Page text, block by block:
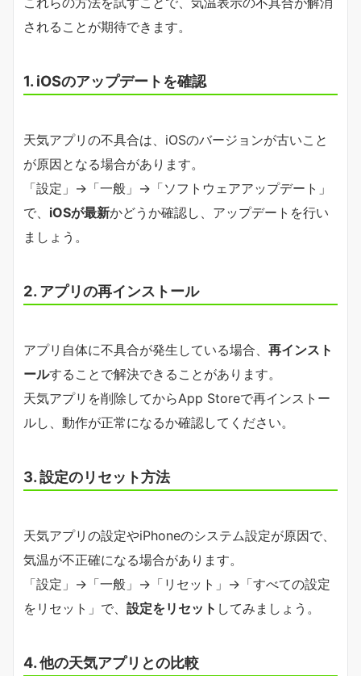
されることが期待できます。
1. iOSのアップデートを確認
天気アプリの不具合は、iOSのバージョンが古いこと
が原因となる場合があります。
「設定」→「一般」→「ソフトウェアアップデート」
で、 iOSが最新かどうか確認し、アップデートを行い
ましょう。
2. アプリの再インストール
アプリ自体に不具合が発生している場合、 再インスト
ールすることで解決できることがあります。
天気アプリを削除してからApp Storeで再インストー
ルし、動作が正常になるか確認してください。
3. 設定のリセット方法
天気アプリの設定やiPhoneのシステム設定が原因で、
気温が不正確になる場合があります。
「設定」→「一般」→「リセット」→「すべての設定
をリセット」で、 設定をリセット してみましょう。
4. 他の天気アプリとの比較